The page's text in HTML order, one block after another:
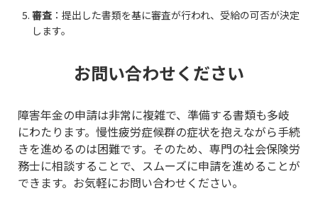
審査：提出した書類を基に審査が行われ、受給の可否が決定
します。
お問い合わせください
障害年金の申請は非常に複雑で、準備する書類も多岐
にわたります。慢性疲労症候群の症状を抱えながら手続
きを進めるのは困難です。そのため、専門の社会保険労
務士に相談することで、スムーズに申請を進めることが
できます。お気軽にお問い合わせください。